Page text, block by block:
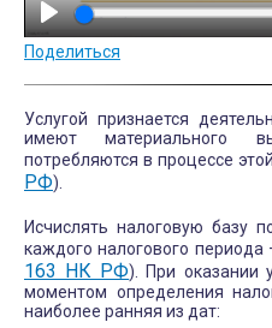
Поделиться
Услугой признается
имеют материального
потребляются в процессе
РФ).
Исчислять налоговую базу
каждого налогового периода
163 НК РФ). При оказании
моментом определения
наиболее ранняя из дат: